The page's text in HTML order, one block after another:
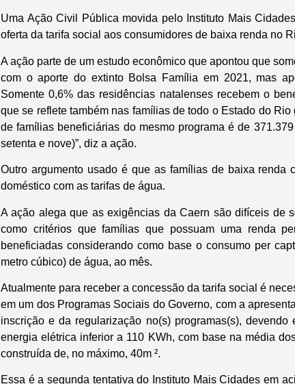
Uma Ação Civil Pública movida pelo Instituto Mais
oferta da tarifa social aos consumidores de baixa renda no
A ação parte de um estudo econômico que apontou que
com o aporte do extinto Bolsa Família em 2021, mas
Somente 0,6% das residências natalenses recebem o
que se reflete também nas famílias de todo o Estado do
de famílias beneficiárias do mesmo programa é de
setenta e nove)”, diz a ação.
Outro argumento usado é que as famílias de baixa renda
doméstico com as tarifas de água.
A ação alega que as exigências da Caern são difíceis de
como critérios que famílias que possuam uma renda
beneficiadas considerando como base o consumo per
metro cúbico) de água, ao mês.
Atualmente para receber a concessão da tarifa social é
em um dos Programas Sociais do Governo, com a
inscrição e da regularização no(s) programas(s),
energia elétrica inferior a 110 KWh, com base na média
construída de, no máximo, 40m ².
Essa é a segunda tentativa do Instituto Mais Cidades em